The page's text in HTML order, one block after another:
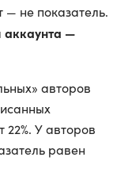
не показатель.
аккаунта —
авторов
У авторов
равен